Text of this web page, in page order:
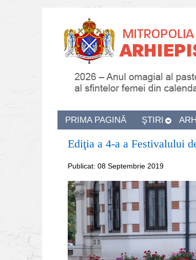
PRIMA PAGINĂ ŞTIRI
Ediţia a 4-a a Festivalului
Publicat: 08 Septembrie 2019